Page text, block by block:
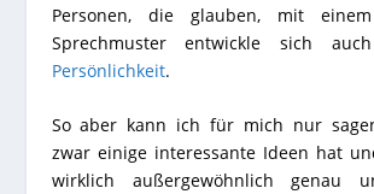
Personen, die glauben, mit
Sprechmuster entwickle sich
Persönlichkeit.
So aber kann ich für mich nur
zwar einige interessante Ideen hat
wirklich außergewöhnlich genau